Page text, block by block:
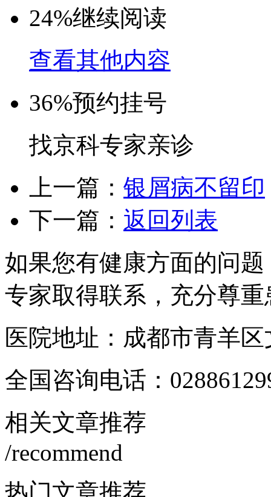
24%继续阅读
查看其他内容
36%预约挂号
找京科专家亲诊
上一篇： 银屑病不留印
下一篇： 返回列表
如果您有健康方面的问
专家取得联系，充分尊
医院地址：成都市青羊
全国咨询电话：
相关文章推荐
/recommend
热门文章推荐